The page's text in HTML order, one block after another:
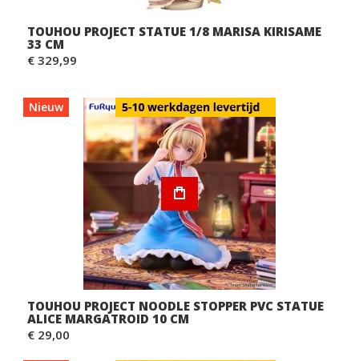
TOUHOU PROJECT STATUE 1/8 MARISA KIRISAME
33 CM
€ 329,99
Nieuw
TOUHOU PROJECT NOODLE STOPPER PVC STATUE
ALICE MARGATROID 10 CM
€ 29,00